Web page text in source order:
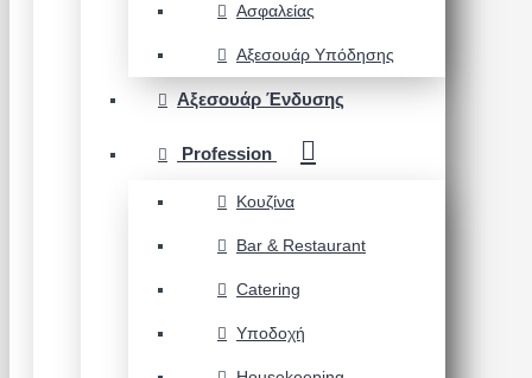
Ασφαλείας
Αξεσουάρ Υπόδησης
Αξεσουάρ Ένδυσης
Profession
Κουζίνα
Bar & Restaurant
Catering
Υποδοχή